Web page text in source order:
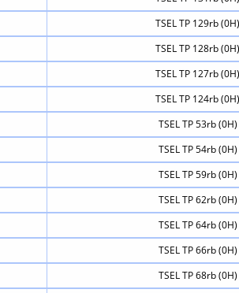
TSEL TP 129rb (0H)
TSEL TP 128rb (0H)
TSEL TP 127rb (0H)
TSEL TP 124rb (0H)
TSEL TP 53rb (0H)
TSEL TP 54rb (0H)
TSEL TP 59rb (0H)
TSEL TP 62rb (0H)
TSEL TP 64rb (0H)
TSEL TP 66rb (0H)
TSEL TP 68rb (0H)